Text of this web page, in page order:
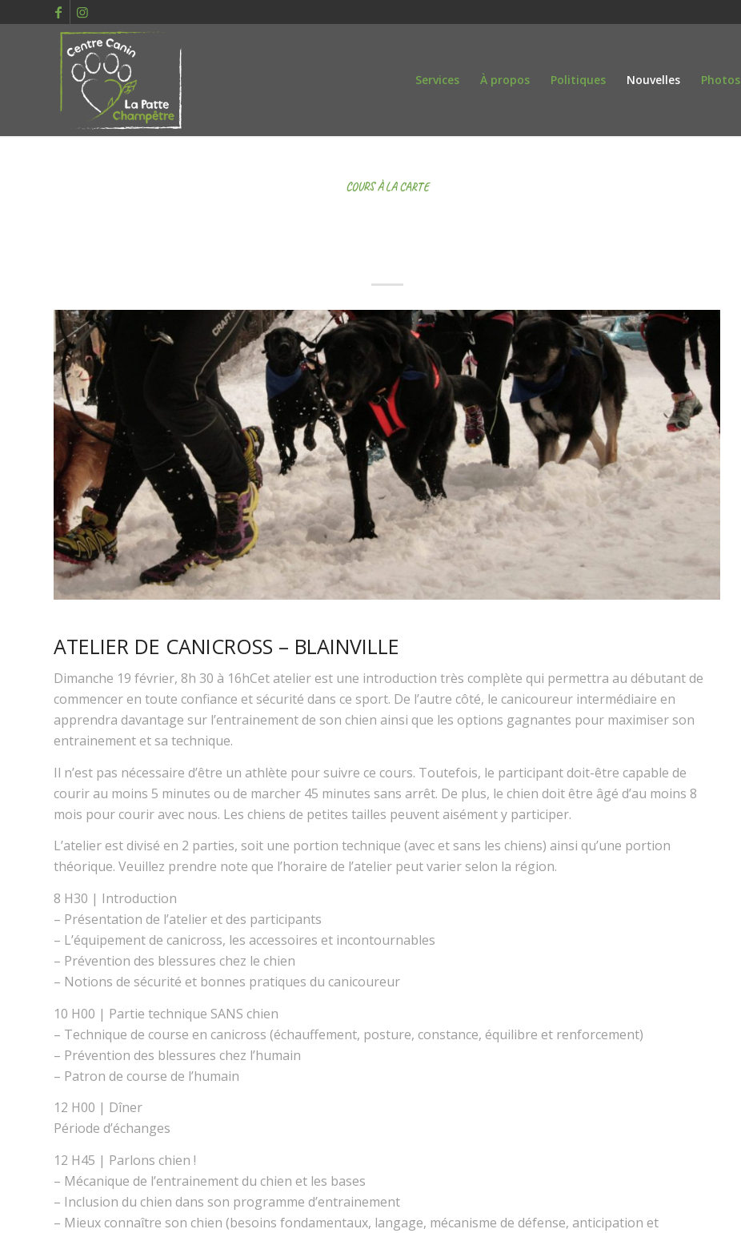
Services À propos Politiques Nouvelles Photos
COURS À LA CARTE
ATELIER DE CANICROSS – BLAINVILLE
Dimanche 19 février, 8h 30 à 16hCet atelier est une introduction très complète qui permettra au débutant de
commencer en toute confiance et sécurité dans ce sport. De l’autre côté, le canicoureur intermédiaire en
apprendra davantage sur l’entrainement de son chien ainsi que les options gagnantes pour maximiser son
entrainement et sa technique.
Il n’est pas nécessaire d’être un athlète pour suivre ce cours. Toutefois, le participant doit-être capable de
courir au moins 5 minutes ou de marcher 45 minutes sans arrêt. De plus, le chien doit être âgé d’au moins 8
mois pour courir avec nous. Les chiens de petites tailles peuvent aisément y participer.
L’atelier est divisé en 2 parties, soit une portion technique (avec et sans les chiens) ainsi qu’une portion
théorique. Veuillez prendre note que l’horaire de l’atelier peut varier selon la région.
8 H30 | Introduction
– Présentation de l’atelier et des participants
– L’équipement de canicross, les accessoires et incontournables
– Prévention des blessures chez le chien
– Notions de sécurité et bonnes pratiques du canicoureur
10 H00 | Partie technique SANS chien
– Technique de course en canicross (échauffement, posture, constance, équilibre et renforcement)
– Prévention des blessures chez l’humain
– Patron de course de l’humain
12 H00 | Dîner
Période d’échanges
12 H45 | Parlons chien !
– Mécanique de l’entrainement du chien et les bases
– Inclusion du chien dans son programme d’entrainement
– Mieux connaître son chien (besoins fondamentaux, langage, mécanisme de défense, anticipation et